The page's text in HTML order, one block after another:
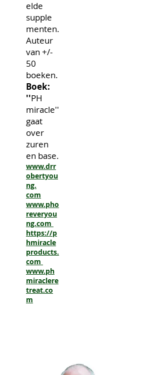
elde
supple
menten.
Auteur
van +/-
50
boeken.
Boek:
''PH
miracle''
gaat
over
zuren
en base.
www.drr
obertyou
ng.
com
www.pho
reveryou
ng.com
https://p
hmiracle
products.
com
www.ph
miraclere
treat.co
m